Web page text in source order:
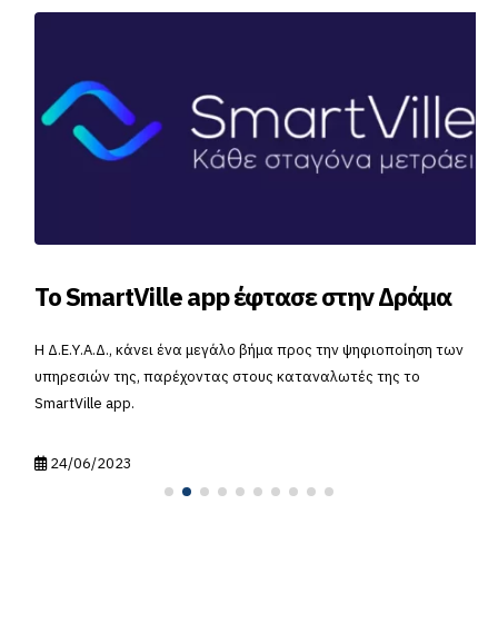
Το SmartVille app έφτασε στην Δράμα
Η Δ.Ε.Υ.Α.Δ., κάνει ένα μεγάλο βήμα προς την ψηφιοποίηση των
υπηρεσιών της, παρέχοντας στους καταναλωτές της το
SmartVille app.
24/06/2023